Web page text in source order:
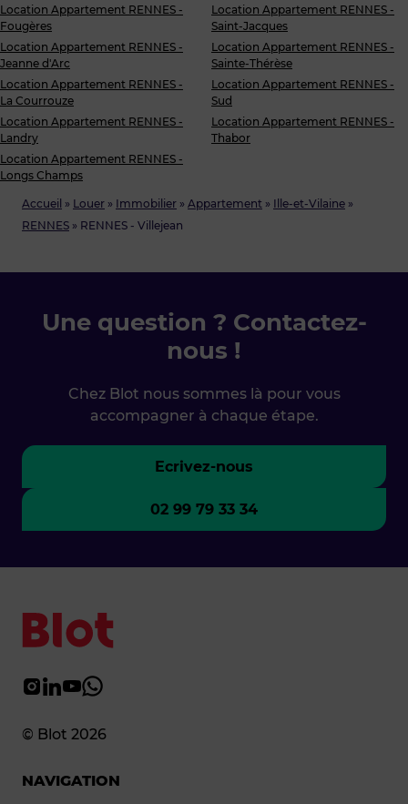
Accueil » Louer » Immobilier » Appartement » Ille-et-Vilaine »
RENNES » RENNES - Villejean
Location Appartement RENNES -
Fougères
Location Appartement RENNES -
Jeanne d'Arc
Location Appartement RENNES -
La Courrouze
Location Appartement RENNES -
Landry
Location Appartement RENNES -
Longs Champs
Location Appartement RENNES -
Saint-Jacques
Location Appartement RENNES -
Sainte-Thérèse
Location Appartement RENNES -
Sud
Location Appartement RENNES -
Thabor
Une question ? Contactez-
nous !
Chez Blot nous sommes là pour vous
accompagner à chaque étape.
Ecrivez-nous
02 99 79 33 34
© Blot 2026
NAVIGATION